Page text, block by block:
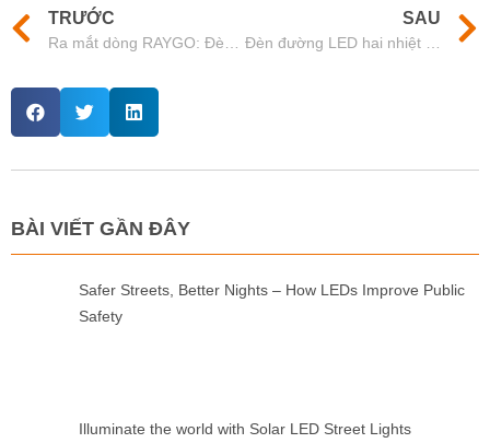
TRƯỚC SAU
BÀI VIẾT GẦN ĐÂY
Safer Streets, Better Nights – How LEDs Improve Public
Safety
Illuminate the world with Solar LED Street Lights